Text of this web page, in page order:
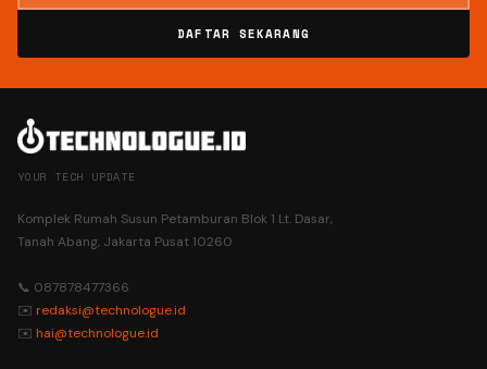
DAFTAR SEKARANG
YOUR TECH UPDATE
Komplek Rumah Susun Petamburan Blok 1 Lt. Dasar,
Tanah Abang, Jakarta Pusat 10260
📞 087878477366
✉️ redaksi@technologue.id
✉️ hai@technologue.id